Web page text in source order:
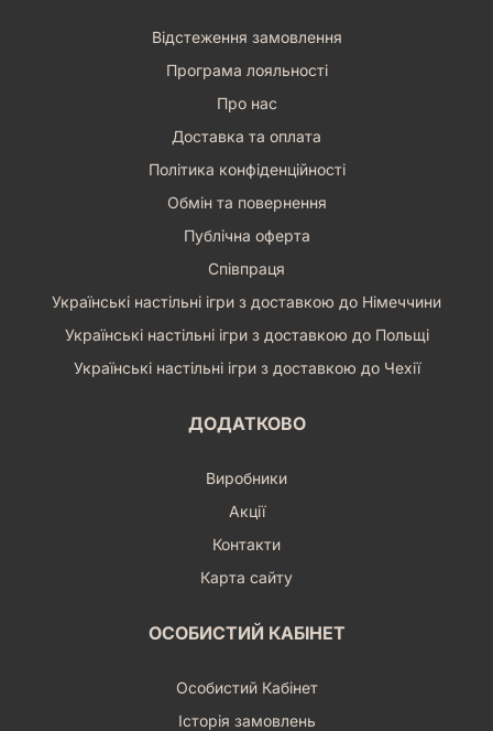
Відстеження замовлення
Програма лояльності
Про нас
Доставка та оплата
Політика конфіденційності
Обмін та повернення
Публічна оферта
Співпраця
Українські настільні ігри з доставкою до Німеччини
Українські настільні ігри з доставкою до Польщі
Українські настільні ігри з доставкою до Чехії
ДОДАТКОВО
Виробники
Акції
Контакти
Карта сайту
ОСОБИСТИЙ КАБІНЕТ
Особистий Кабінет
Історія замовлень